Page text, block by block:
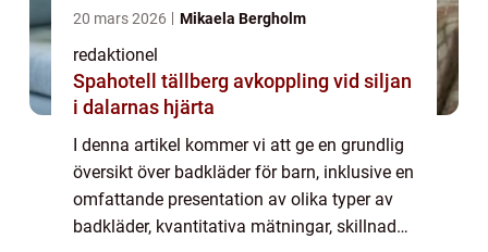
20 mars 2026 Mikaela Bergholm
redaktionel
Spahotell tällberg avkoppling vid siljan
i dalarnas hjärta
I denna artikel kommer vi att ge en grundlig
översikt över badkläder för barn, inklusive en
omfattande presentation av olika typer av
badkläder, kvantitativa mätningar, skillnader